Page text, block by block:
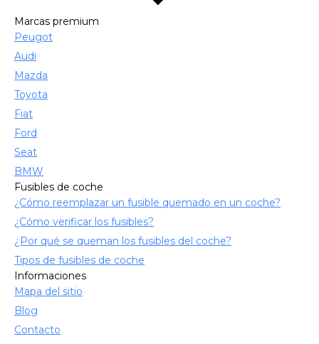
Marcas premium
Peugot
Audi
Mazda
Toyota
Fiat
Ford
Seat
BMW
Fusibles de coche
¿Cómo reemplazar un fusible quemado en un coche?
¿Cómo verificar los fusibles?
¿Por qué se queman los fusibles del coche?
Tipos de fusibles de coche
Informaciones
Mapa del sitio
Blog
Contacto